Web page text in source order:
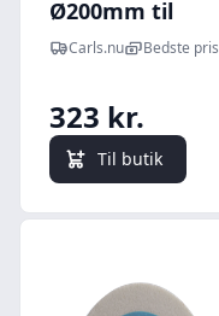
Ø200mm til
bænksliber -
korn 120
Carls.nu Bedste pris
323 kr.
Til butik